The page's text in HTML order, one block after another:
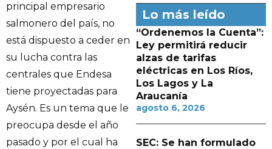
principal empresario
salmonero del país, no
está dispuesto a ceder en
su lucha contra las
centrales que Endesa
tiene proyectadas para
Aysén. Es un tema que le
preocupa desde el año
pasado y por el cual ha
Lo más leído
“Ordenemos la Cuenta”:
Ley permitirá reducir
alzas de tarifas
eléctricas en Los Ríos,
Los Lagos y La
Araucanía
agosto 6, 2026
SEC: Se han formulado